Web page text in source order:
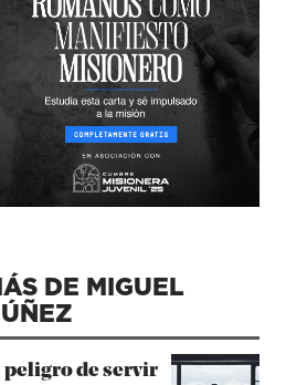
DE MIGUEL
peligro de servir